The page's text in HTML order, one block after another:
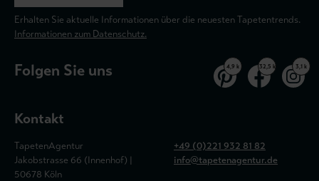
Erhalten Sie aktuelle Informationen über die neuesten Tapetentrends.
Informationen zum Datenschutz.
Folgen Sie uns 4,9 k 32,5 k 3,1 k
Kontakt
TapetenAgentur
Jakobstrasse 66 (Innenhof) |
50678 Köln
+49 (0)221 932 81 82
info@tapetenagentur.de